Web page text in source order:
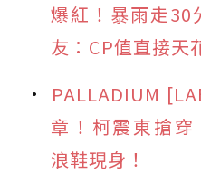
爆紅！暴雨走
友：CP值直接天
PALLADIUM
章！柯震東搶穿
浪鞋現身！